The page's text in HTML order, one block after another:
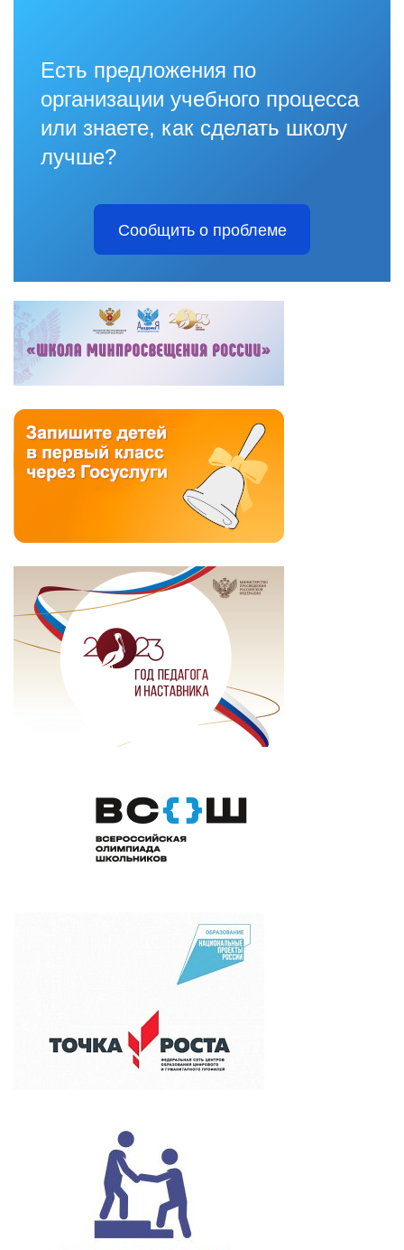
Есть предложения по
организации учебного процесса
или знаете, как сделать школу
лучше?
Сообщить о проблеме